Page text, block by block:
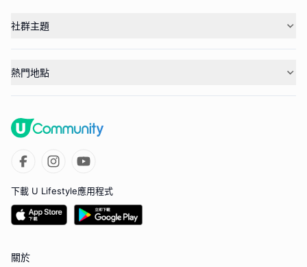
社群主題
熱門地點
下載 U Lifestyle應用程式
關於